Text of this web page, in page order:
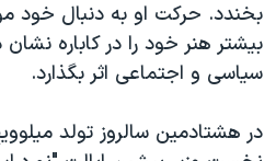
اقتصادی
علم و فناوری
گالری عکس
حمله جمهوری اسلامی به اسرائیل
رمز مهسا
اعتراضات زن، زندگی، آزادی
بخندد. حرکت او به دنبال خود
بيشتر هنر خود را در کاباره
سياسی و اجتماعی اثر بگذارد.
در هشتادمين سالروز تولد